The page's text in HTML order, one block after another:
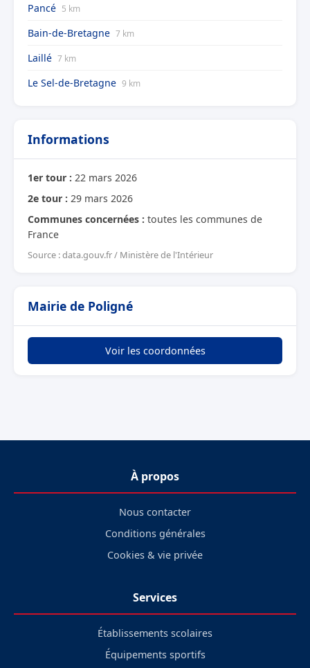
Pancé 5 km
Bain-de-Bretagne 7 km
Laillé 7 km
Le Sel-de-Bretagne 9 km
Informations
1er tour : 22 mars 2026
2e tour : 29 mars 2026
Communes concernées : toutes les communes de
France
Source : data.gouv.fr / Ministère de l'Intérieur
Mairie de Poligné
Voir les coordonnées
À propos
Nous contacter
Conditions générales
Cookies & vie privée
Services
Établissements scolaires
Équipements sportifs